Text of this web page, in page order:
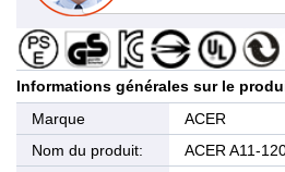
Informations générales sur le
Marque
ACER
Nom du produit:
ACER A11-